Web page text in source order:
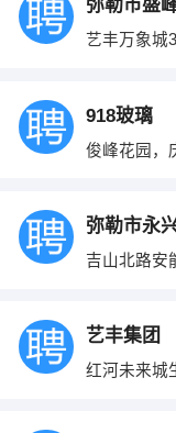
艺丰万象城
918玻璃
俊峰花园，
弥勒市永
吉山北路安
艺丰集团
红河未来城